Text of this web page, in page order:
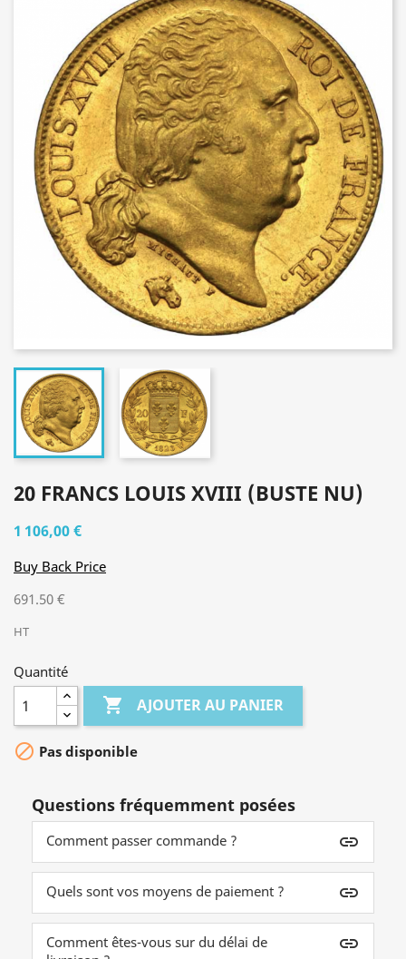
20 FRANCS LOUIS XVIII (BUSTE NU)
1 106,00 €
Buy Back Price
691.50 €
HT
Quantité
 AJOUTER AU PANIER
 Pas disponible
Questions fréquemment posées
Comment passer commande ? insert_link
Quels sont vos moyens de paiement ? insert_link
Comment êtes-vous sur du délai de
insert_link